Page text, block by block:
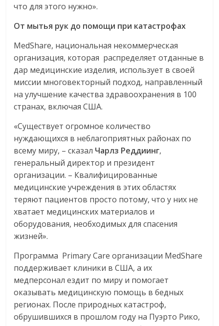
что для этого нужно».
От мытья рук до помощи при катастрофах
MedShare, национальная некоммерческая
организация, которая распределяет отданные в
дар медицинские изделия, использует в своей
миссии многовекторный подход, направленный
на улучшение качества здравоохранения в 100
странах, включая США.
«Существует огромное количество
нуждающихся в неблагоприятных районах по
всему миру, – сказал Чарлз Реддиинг,
генеральный директор и президент
организации. – Квалифицированные
медицинские учреждения в этих областях
теряют пациентов просто потому, что у них не
хватает медицинских материалов и
оборудования, необходимых для спасения
жизней».
Программа Primary Care организации MedShare
поддерживает клиники в США, а их
медперсонал ездит по миру и помогает
оказывать медицинскую помощь в бедных
регионах. После природных катастроф,
обрушившихся в прошлом году на Пуэрто Рико,